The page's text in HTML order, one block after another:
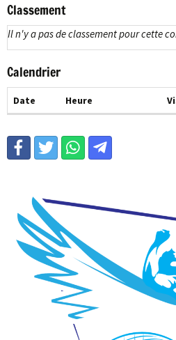
Classement
Il n'y a pas de classement pour cette
Calendrier
Date Heure